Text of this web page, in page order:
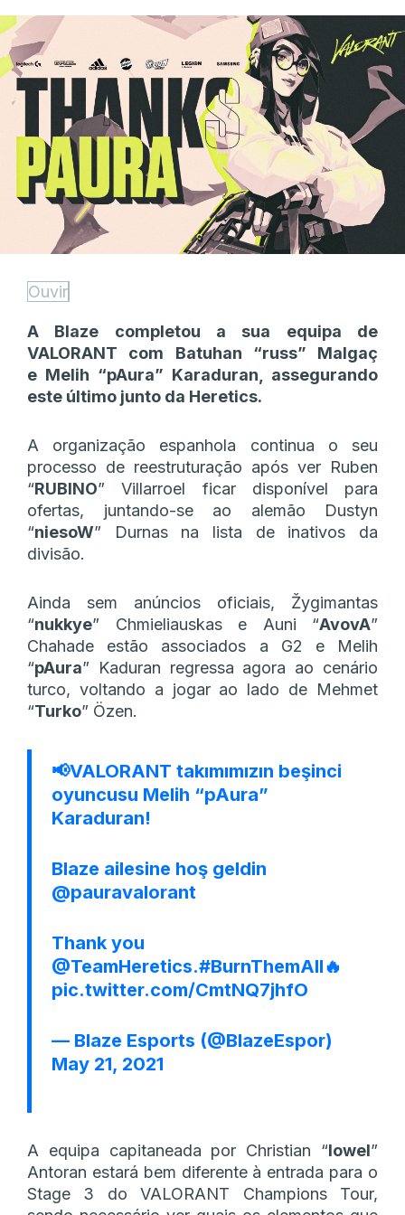
Ouvir
A Blaze completou a sua equipa de
VALORANT com Batuhan “russ” Malgaç
e Melih “pAura” Karaduran, assegurando
este último junto da Heretics.
A organização espanhola continua o seu
processo de reestruturação após ver Ruben
“RUBINO” Villarroel ficar disponível para
ofertas, juntando-se ao alemão Dustyn
“niesoW” Durnas na lista de inativos da
divisão.
Ainda sem anúncios oficiais, Žygimantas
“nukkye” Chmieliauskas e Auni “AvovA”
Chahade estão associados a G2 e Melih
“pAura” Kaduran regressa agora ao cenário
turco, voltando a jogar ao lado de Mehmet
“Turko” Özen.
📢VALORANT takımımızın beşinci
oyuncusu Melih “pAura”
Karaduran!
Blaze ailesine hoş geldin
@pauravalorant
Thank you
@TeamHeretics.#BurnThemAll🔥
pic.twitter.com/CmtNQ7jhfO
— Blaze Esports (@BlazeEspor)
May 21, 2021
A equipa capitaneada por Christian “lowel”
Antoran estará bem diferente à entrada para o
Stage 3 do VALORANT Champions Tour,